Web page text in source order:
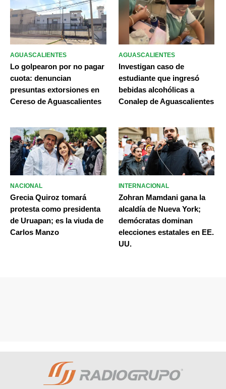
AGUASCALIENTES
Lo golpearon por no pagar
cuota: denuncian
presuntas extorsiones en
Cereso de Aguascalientes
AGUASCALIENTES
Investigan caso de
estudiante que ingresó
bebidas alcohólicas a
Conalep de Aguascalientes
NACIONAL
Grecia Quiroz tomará
protesta como presidenta
de Uruapan; es la viuda de
Carlos Manzo
INTERNACIONAL
Zohran Mamdani gana la
alcaldía de Nueva York;
demócratas dominan
elecciones estatales en EE.
UU.